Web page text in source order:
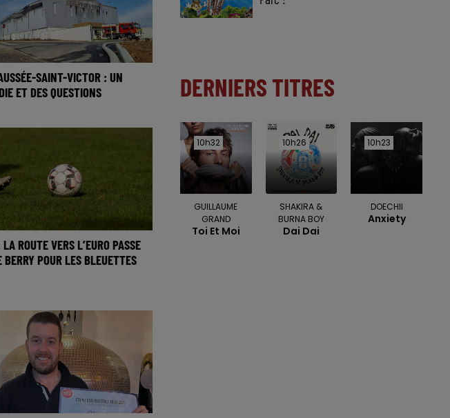
SAINT-VICTOR : UN
ET DES QUESTIONS
ROUTE VERS L’EURO PASSE
BERRY POUR LES BLEUETTES
DERNIERS TITRES
10h32
10h32
GUILLAUME
GRAND
Toi Et Moi
10h26
10h26
SHAKIRA &
BURNA BOY
Dai Dai
10h23
10h23
DOECHII
Anxiety